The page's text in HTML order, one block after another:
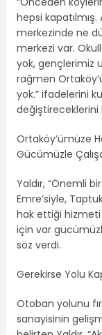
hepsi kapatılmış.
merkezinde ne
merkezi var.
yok, gençlerimiz
rağmen
yok.” ifadelerini
değiştireceklerini
Ortaköy’ümüze
Gücümüzle
Yaldır, “Önemli
Emre’siyle,
hak ettiği hizmeti
için var
söz verdi.
Gerekirse Yolu
Otoban yolunu
sanayisinin